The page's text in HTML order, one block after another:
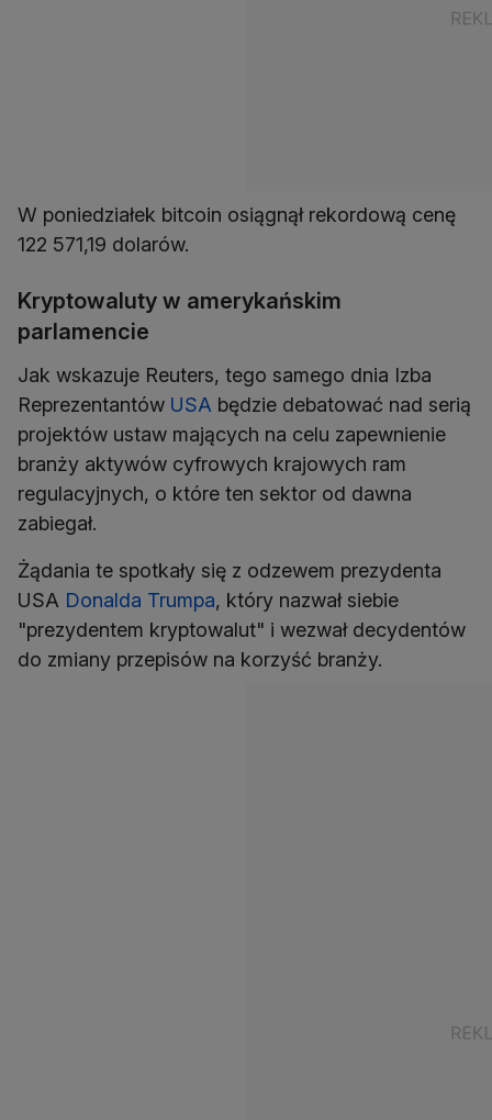
W poniedziałek bitcoin osiągnął rekordową cenę
122 571,19 dolarów.
Kryptowaluty w amerykańskim
parlamencie
Jak wskazuje Reuters, tego samego dnia Izba
Reprezentantów USA będzie debatować nad serią
projektów ustaw mających na celu zapewnienie
branży aktywów cyfrowych krajowych ram
regulacyjnych, o które ten sektor od dawna
zabiegał.
Żądania te spotkały się z odzewem prezydenta
USA Donalda Trumpa, który nazwał siebie
"prezydentem kryptowalut" i wezwał decydentów
do zmiany przepisów na korzyść branży.